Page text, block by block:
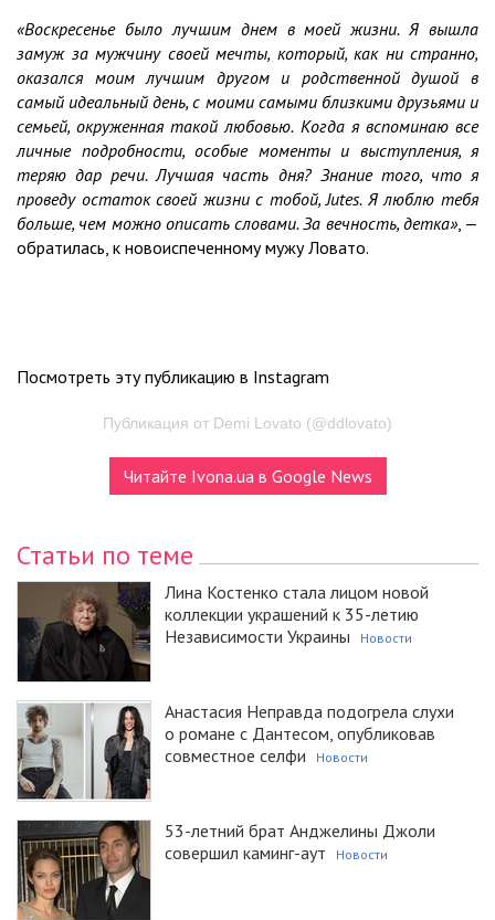
«Воскресенье было лучшим днем ​​в моей жизни. Я вышла
замуж за мужчину своей мечты, который, как ни странно,
оказался моим лучшим другом и родственной душой в
самый идеальный день, с моими самыми близкими друзьями и
семьей, окруженная такой любовью. Когда я вспоминаю все
личные подробности, особые моменты и выступления, я
теряю дар речи. Лучшая часть дня? Знание того, что я
проведу остаток своей жизни с тобой, Jutes. Я люблю тебя
больше, чем можно описать словами. За вечность, детка», —
обратилась, к новоиспеченному мужу Ловато.
Посмотреть эту публикацию в Instagram
Публикация от Demi Lovato (@ddlovato)
Читайте Ivona.ua в Google News
Статьи по теме
Лина Костенко стала лицом новой
коллекции украшений к 35-летию
Независимости Украины
Новости
Анастасия Неправда подогрела слухи
о романе с Дантесом, опубликовав
совместное селфи
Новости
53-летний брат Анджелины Джоли
совершил каминг-аут
Новости